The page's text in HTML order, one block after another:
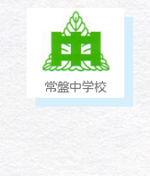
常盤中学校